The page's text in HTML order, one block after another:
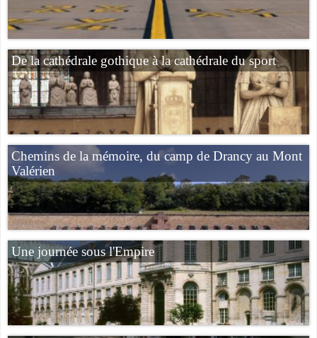
De la cathédrale gothique à la cathédrale du sport
Chemins de la mémoire, du camp de Drancy au Mont
Valérien
Une journée sous l'Empire